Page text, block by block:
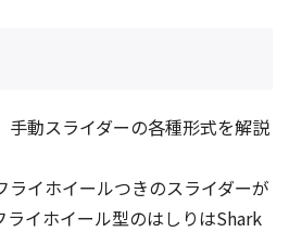
手動スライダーの各種形式を解説
イホイールつきのスライダーが
ライホイール型のはしりはShark